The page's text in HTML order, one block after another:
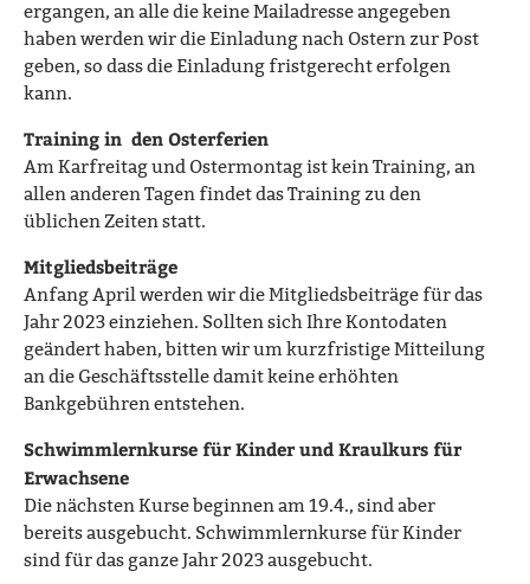
ergangen, an alle die keine Mailadresse angegeben
haben werden wir die Einladung nach Ostern zur Post
geben, so dass die Einladung fristgerecht erfolgen
kann.
Training in den Osterferien
Am Karfreitag und Ostermontag ist kein Training, an
allen anderen Tagen findet das Training zu den
üblichen Zeiten statt.
Mitgliedsbeiträge
Anfang April werden wir die Mitgliedsbeiträge für das
Jahr 2023 einziehen. Sollten sich Ihre Kontodaten
geändert haben, bitten wir um kurzfristige Mitteilung
an die Geschäftsstelle damit keine erhöhten
Bankgebühren entstehen.
Schwimmlernkurse für Kinder und Kraulkurs für
Erwachsene
Die nächsten Kurse beginnen am 19.4., sind aber
bereits ausgebucht. Schwimmlernkurse für Kinder
sind für das ganze Jahr 2023 ausgebucht.